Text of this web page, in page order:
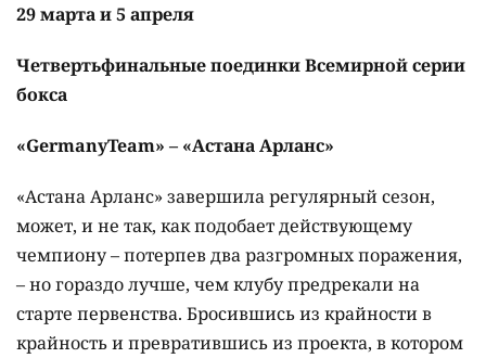
29 марта и 5 апреля
Четвертьфинальные поединки Всемирной серии
бокса
«GermanyTeam» – «Астана Арланс»
«Астана Арланс» завершила регулярный сезон,
может, и не так, как подобает действующему
чемпиону – потерпев два разгромных поражения,
– но гораздо лучше, чем клубу предрекали на
старте первенства. Бросившись из крайности в
крайность и превратившись из проекта, в котором